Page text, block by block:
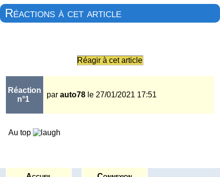
Réactions à cet article
Réagir à cet article
Réaction
n°1
par auto78 le 27/01/2021 17:51
Au top